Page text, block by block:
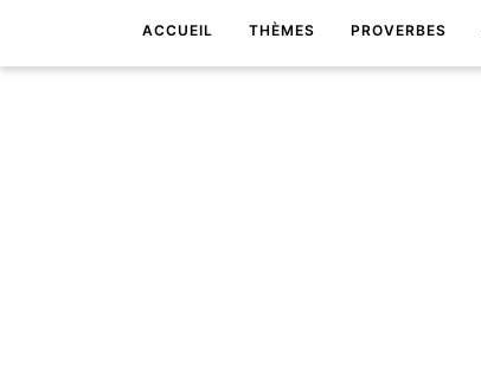
ACCUEIL THÈMES PROVERBES